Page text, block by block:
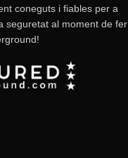
coneguts i fiables per a
seguretat al moment de fer